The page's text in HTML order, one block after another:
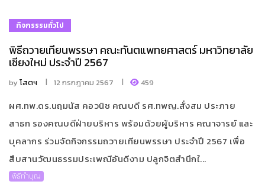
กิจกรรรมทั่วไป
พิธีถวายเทียนพรรษา คณะทันตแพทยศาสตร์ มหาวิทยาลัย
เชียงใหม่ ประจำปี 2567
byโสตฯ 12 กรกฎาคม 2567 459
ผศ.ทพ.ดร.นฤมนัส คอวนิช คณบดี รศ.ทพญ.สั่งสม ประภาย
สาธก รองคณบดีฝ่ายบริหาร พร้อมด้วยผู้บริหาร คณาจารย์ และ
บุคลากร ร่วมจัดกิจกรรมถวายเทียนพรรษา ประจำปี 2567 เพื่อ
สืบสานวัฒนธรรมประเพณีอันดีงาม ปลูกจิตสำนึกใ...
พิธีทำบุญ